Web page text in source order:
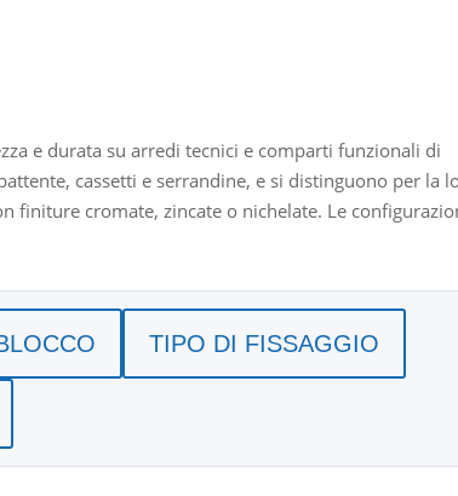
e durata su arredi tecnici e comparti funzionali di
cassetti e serrandine, e si distinguono per la
finiture cromate, zincate o nichelate. Le
ideali per ambienti marini ad alta umidità.
per cantieri navali e produttori di arredi
TIPO DI FISSAGGIO